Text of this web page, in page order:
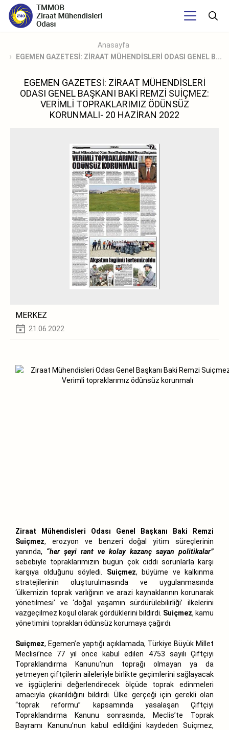
Anasayfa
EGEMEN GAZETESİ: ZİRAAT MÜHENDİSLERİ ODASI GENEL B...
EGEMEN GAZETESİ: ZİRAAT MÜHENDİSLERİ
ODASI GENEL BAŞKANI BAKİ REMZİ SUİÇMEZ:
VERİMLİ TOPRAKLARIMIZ ÖDÜNSÜZ
KORUNMALI- 20 HAZİRAN 2022
MERKEZ
21.06.2022
Ziraat Mühendisleri Odası Genel Başkanı Baki Remzi
Suiçmez, erozyon ve benzeri doğal yitim süreçlerinin
yanında, “her şeyi rant ve kolay kazanç sayan politikalar”
sebebiyle topraklarımızın bugün çok ciddi sorunlarla karşı
karşıya olduğunu söyledi. Suiçmez, büyüme ve kalkınma
stratejilerinin oluşturulmasında ve uygulanmasında
‘ülkemizin toprak varlığının ve arazi kaynaklarının korunarak
yönetilmesi’ ve ‘doğal yaşamın sürdürülebilirliği’ ilkelerini
vazgeçilmez koşul olarak gördüklerini bildirdi. Suiçmez, kamu
yönetimini toprakları ödünsüz korumaya çağırdı.
Suiçmez, Egemen’e yaptığı açıklamada, Türkiye Büyük Millet
Meclisi’nce 77 yıl önce kabul edilen 4753 sayılı Çiftçiyi
Topraklandırma Kanunu’nun toprağı olmayan ya da
yetmeyen çiftçilerin aileleriyle birlikte geçimlerini sağlayacak
ve işgüçlerini değerlendirecek ölçüde toprak edinmeleri
amacıyla çıkarıldığını bildirdi. Ülke gerçeği için gerekli olan
“toprak reformu” kapsamında yasalaşan Çiftçiyi
Topraklandırma Kanunu sonrasında, Meclis’te Toprak
Bayramı Kanunu’nun kabul edildiğini kaydeden Suiçmez,